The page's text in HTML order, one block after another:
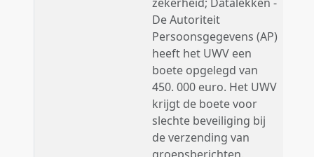
De Autoriteit
Persoonsgegevens (AP)
heeft het UWV een
boete opgelegd van
450. 000 euro. Het UWV
krijgt de boete voor
slechte beveiliging bij
de verzending van